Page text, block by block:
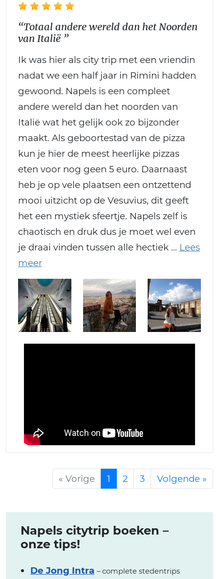
“Totaal andere wereld dan het Noorden
van Italië ”
Ik was hier als city trip met een vriendin
nadat we een half jaar in Rimini hadden
gewoond. Napels is een compleet
andere wereld dan het noorden van
Italië wat het gelijk ook zo bijzonder
maakt. Als geboortestad van de pizza
kun je hier de meest heerlijke pizzas
eten voor nog geen 5 euro. Daarnaast
heb je op vele plaatsen een ontzettend
mooi uitzicht op de Vesuvius, dit geeft
het een mystiek sfeertje. Napels zelf is
chaotisch en druk dus je moet wel even
je draai vinden tussen alle hectiek
« Vorige 1 2 3 Volgende »
Napels citytrip boeken –
onze tips!
De Jong Intra – complete stedentrips